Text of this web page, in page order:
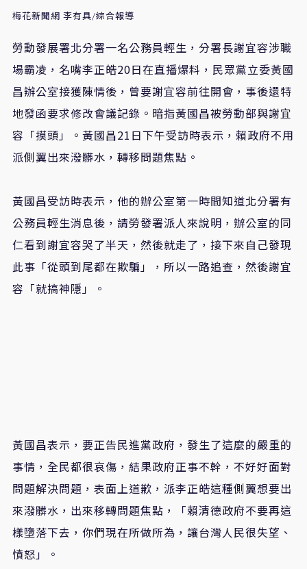
梅花新聞網 李有具/綜合報導
勞動發展署北分署一名公務員輕生，分署長謝宜容涉職
場霸凌，名嘴李正皓20日在直播爆料，民眾黨立委黃國
昌辦公室接獲陳情後，曾要謝宜容前往開會，事後還特
地發函要求修改會議記錄。暗指黃國昌被勞動部與謝宜
容「摸頭」。黃國昌21日下午受訪時表示，賴政府不用
派側翼出來潑髒水，轉移問題焦點。
黃國昌受訪時表示，他的辦公室第一時間知道北分署有
公務員輕生消息後，請勞發署派人來說明，辦公室的同
仁看到謝宜容哭了半天，然後就走了，接下來自己發現
此事「從頭到尾都在欺騙」，所以一路追查，然後謝宜
容「就搞神隱」。
黃國昌表示，要正告民進黨政府，發生了這麼的嚴重的
事情，全民都很哀傷，結果政府正事不幹，不好好面對
問題解決問題，表面上道歉，派李正皓這種側翼想要出
來潑髒水，出來移轉問題焦點，「賴清德政府不要再這
樣墮落下去，你們現在所做所為，讓台灣人民很失望、
憤怒」。